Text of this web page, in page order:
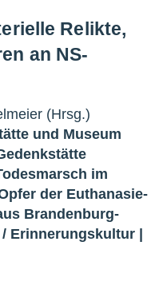
Relikte,
an NS-
(Hrsg.)
und Museum
im
der Euthanasie-
Brandenburg-
/ Erinnerungskultur |